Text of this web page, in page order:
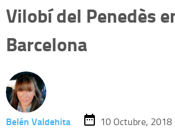
Vilobí del Penedès
Barcelona
Belén Valdehita
10 Octubre, 2018